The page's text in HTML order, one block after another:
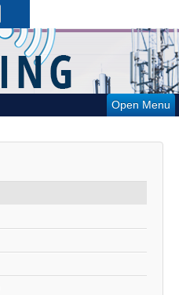
Open Menu